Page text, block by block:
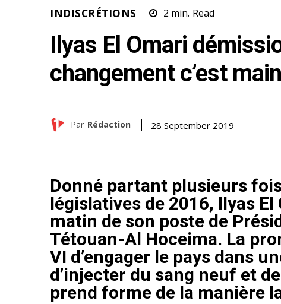
INDISCRÉTIONS 2 min. Read
Ilyas El Omari
changement c’est
Par Rédaction 28 September 2019
Donné partant plusieurs
législatives de 2016, Ilyas
matin de son poste de
Tétouan-Al Hoceima. La
VI d’engager le pays dans
d’injecter du sang neuf et
prend forme de la manière